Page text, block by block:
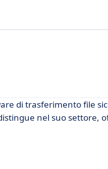
di trasferimento file
nel suo settore,